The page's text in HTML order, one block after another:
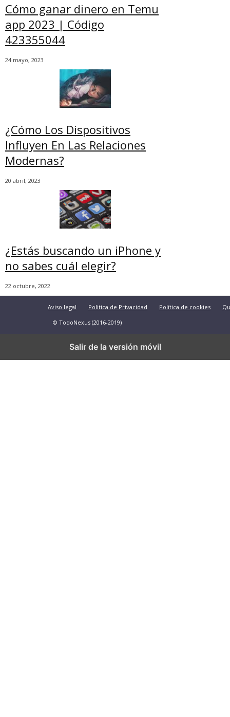
Cómo ganar dinero en Temu
app 2023 | Código
423355044
24 mayo, 2023
¿Cómo Los Dispositivos
Influyen En Las Relaciones
Modernas?
20 abril, 2023
¿Estás buscando un iPhone y
no sabes cuál elegir?
22 octubre, 2022
Aviso legal Politica de Privacidad Política de cookies
© TodoNexus (2016-2019)
Salir de la versión móvil